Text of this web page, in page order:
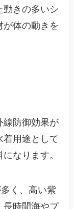
動きの多いシ
が体の動きを
線防御効果が
用途として
なります。
く、高い紫
長時間海やプ